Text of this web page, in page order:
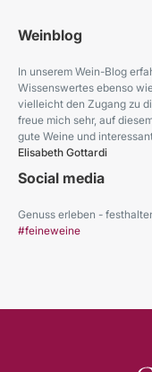
Weinblog
In unserem Wein-Blog
Wissenswertes ebenso
vielleicht den Zugang zu
freue mich sehr, auf
gute Weine und
Elisabeth Gottardi
Social media
Genuss erleben -
#feineweine